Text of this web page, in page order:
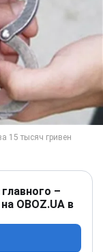
–
OBOZ.UA в